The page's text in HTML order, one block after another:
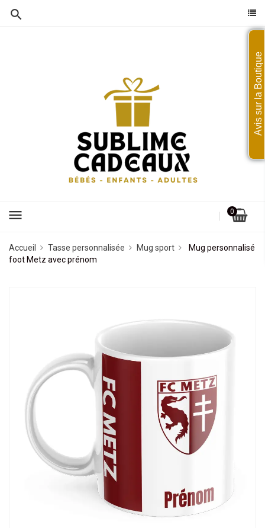
menu 0
Accueil Tasse personnalisée Mug sport
Mug personnalisé
foot Metz avec prénom
Avis sur la Boutique